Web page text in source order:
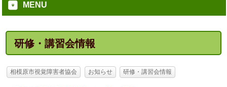
MENU
研修・講習会情報
相模原市視覚障害者協会 お知らせ 研修・講習会情報